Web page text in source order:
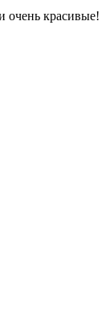
очень красивые!